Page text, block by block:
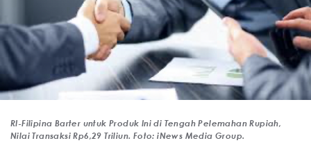
RI-Filipina Barter untuk Produk Ini di Tengah Pelemahan Rupiah,
Nilai Transaksi Rp6,29 Triliun. Foto: iNews Media Group.